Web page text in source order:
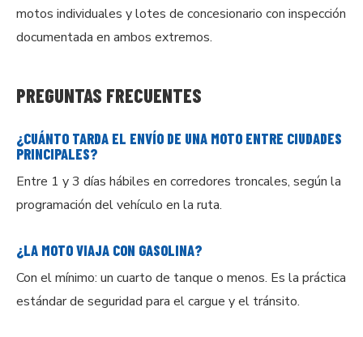
motos individuales y lotes de concesionario con inspección
documentada en ambos extremos.
PREGUNTAS FRECUENTES
¿CUÁNTO TARDA EL ENVÍO DE UNA MOTO ENTRE CIUDADES
PRINCIPALES?
Entre 1 y 3 días hábiles en corredores troncales, según la
programación del vehículo en la ruta.
¿LA MOTO VIAJA CON GASOLINA?
Con el mínimo: un cuarto de tanque o menos. Es la práctica
estándar de seguridad para el cargue y el tránsito.